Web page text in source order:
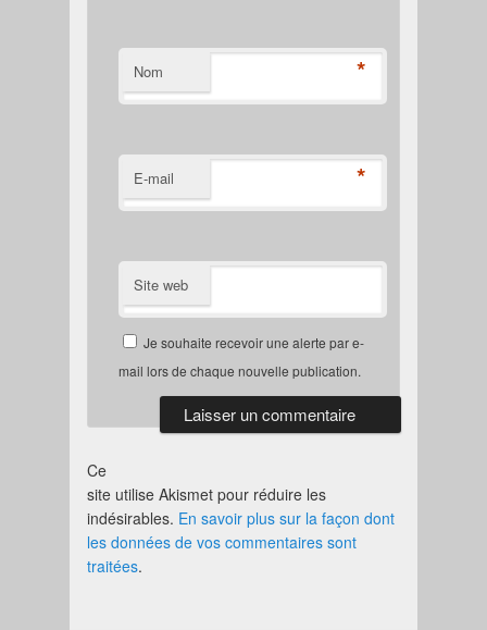
Nom *
E-mail *
Site web
Je souhaite recevoir une alerte par e-
mail lors de chaque nouvelle publication.
Ce
site utilise Akismet pour réduire les
indésirables. En savoir plus sur la façon dont
les données de vos commentaires sont
traitées.